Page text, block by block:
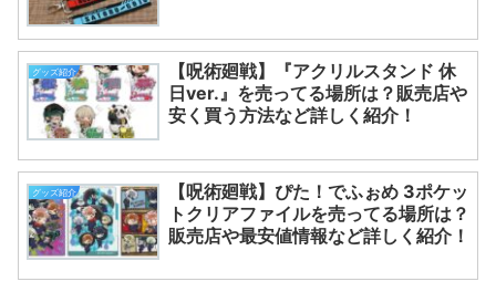
グッズ紹介
【呪術廻戦】『アクリルスタンド 休
日ver.』を売ってる場所は？販売店や
安く買う方法など詳しく紹介！
グッズ紹介
【呪術廻戦】ぴた！でふぉめ 3ポケッ
トクリアファイルを売ってる場所は？
販売店や最安値情報など詳しく紹介！